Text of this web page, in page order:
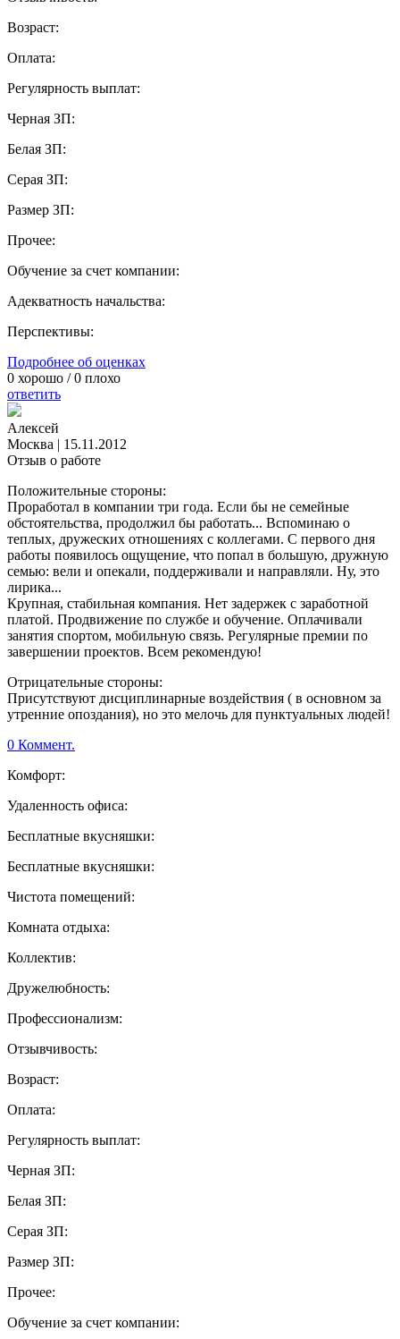
Возраст:
Оплата:
Регулярность выплат:
Черная ЗП:
Белая ЗП:
Серая ЗП:
Размер ЗП:
Прочее:
Обучение за счет компании:
Адекватность начальства:
Перспективы:
Подробнее об оценках
0 хорошо /0 плохо
ответить
Алексей
Москва | 15.11.2012
Отзыв о работе
Положительные стороны:
Проработал в компании три года. Если бы не семейные
обстоятельства, продолжил бы работать... Вспоминаю о
теплых, дружеских отношениях с коллегами. С первого дня
работы появилось ощущение, что попал в большую, дружную
семью: вели и опекали, поддерживали и направляли. Ну, это
лирика...
Крупная, стабильная компания. Нет задержек с заработной
платой. Продвижение по службе и обучение. Оплачивали
занятия спортом, мобильную связь. Регулярные премии по
завершении проектов. Всем рекомендую!
Отрицательные стороны:
Присутствуют дисциплинарные воздействия ( в основном за
утренние опоздания), но это мелочь для пунктуальных людей!
0 Коммент.
Комфорт:
Удаленность офиса:
Бесплатные вкусняшки:
Бесплатные вкусняшки:
Чистота помещений:
Комната отдыха:
Коллектив:
Дружелюбность:
Профессионализм:
Отзывчивость:
Возраст:
Оплата:
Регулярность выплат:
Черная ЗП:
Белая ЗП:
Серая ЗП:
Размер ЗП:
Прочее:
Обучение за счет компании: